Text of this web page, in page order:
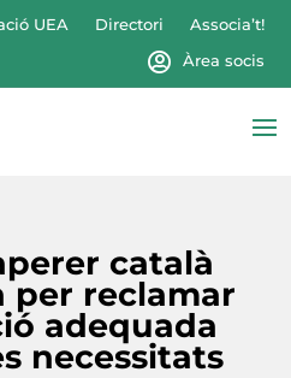
UEA Directori
Associa’t!
Àrea socis
català
per reclamar
adequada
necessitats